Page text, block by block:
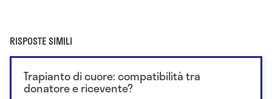
RISPOSTE SIMILI
Trapianto di cuore: compatibilità tra
donatore e ricevente?